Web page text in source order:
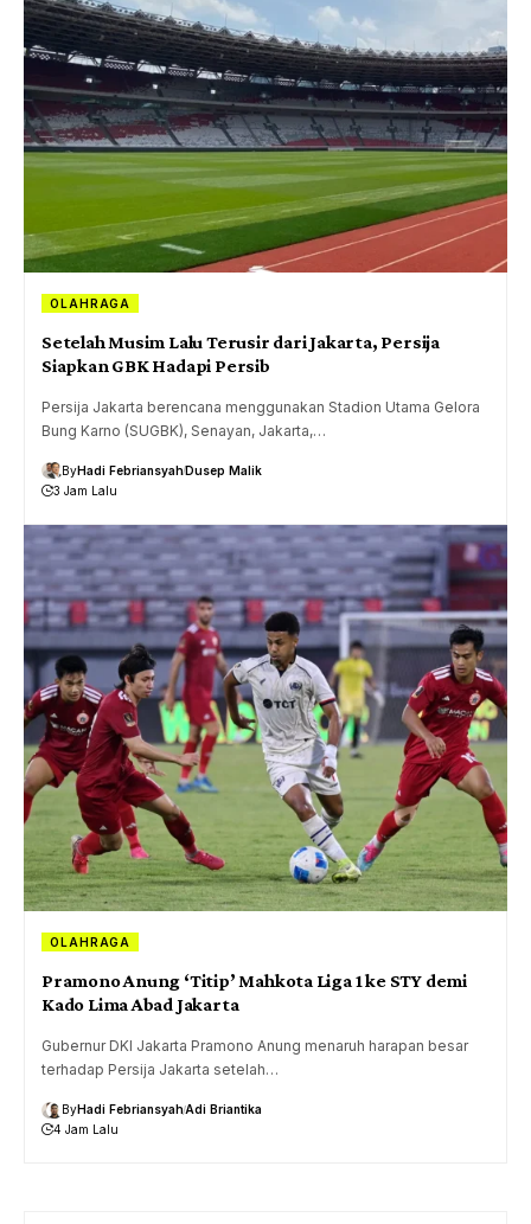
OLAHRAGA
Setelah Musim Lalu Terusir dari Jakarta, Persija
Siapkan GBK Hadapi Persib
Persija Jakarta berencana menggunakan Stadion Utama Gelora
Bung Karno (SUGBK), Senayan, Jakarta,…
ByHadi FebriansyahDusep Malik
3 Jam Lalu
OLAHRAGA
Pramono Anung ‘Titip’ Mahkota Liga 1 ke STY demi
Kado Lima Abad Jakarta
Gubernur DKI Jakarta Pramono Anung menaruh harapan besar
terhadap Persija Jakarta setelah…
ByHadi FebriansyahAdi Briantika
4 Jam Lalu